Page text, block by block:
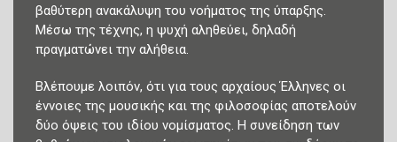
βαθύτερη ανακάλυψη του νοήματος της ύπαρξης.
Μέσω της τέχνης, η ψυχή αληθεύει, δηλαδή
πραγματώνει την αλήθεια.
Βλέπουμε λοιπόν, ότι για τους αρχαίους Έλληνες οι
έννοιες της μουσικής και της φιλοσοφίας αποτελούν
δύο όψεις του ιδίου νομίσματος. Η συνείδηση των